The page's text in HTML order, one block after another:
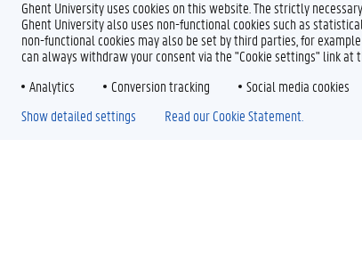
Ghent University uses cookies on this website. The strictly
Ghent University also uses non-functional cookies such as
non-functional cookies may also be set by third parties, for
can always withdraw your consent via the "Cookie settings" link at
Analytics
Conversion tracking Social media cookies
Show detailed settings Read our Cookie Statement.